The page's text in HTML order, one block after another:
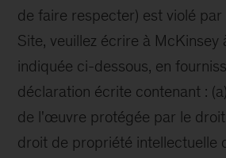
de faire respecter) est violé par
Site, veuillez écrire à McKinsey
indiquée ci-dessous, en
déclaration écrite contenant :
de l'œuvre protégée par le
droit de propriété intellectuelle